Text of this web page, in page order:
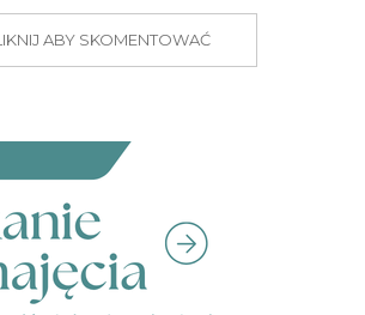
ABY SKOMENTOWAĆ